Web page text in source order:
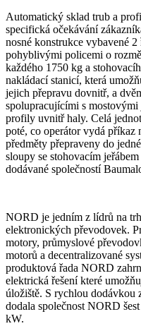
Automatický sklad trub a
specifická očekávání
nosné konstrukce vybavené
pohyblivými policemi o
každého 1750 kg a
nakládací stanicí, která
jejich přepravu dovnitř, a
spolupracujícími s
profily uvnitř haly. Celá
poté, co operátor vydá příkaz
předměty přepraveny do
sloupy se stohovacím
dodávané společností
NORD je jedním z lídrů na
elektronických převodovek.
motory, průmyslové
motorů a decentralizované
produktová řada NORD
elektrická řešení které
úložiště. S rychlou dodávkou
dodala společnost NORD
kW.